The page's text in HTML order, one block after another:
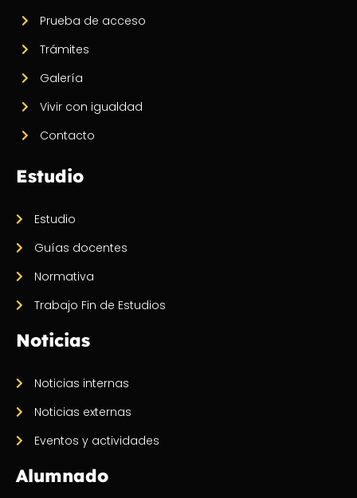
Prueba de acceso
Trámites
Galería
Vivir con igualdad
Contacto
Estudio
Estudio
Guías docentes
Normativa
Trabajo Fin de Estudios
Noticias
Noticias internas
Noticias externas
Eventos y actividades
Alumnado